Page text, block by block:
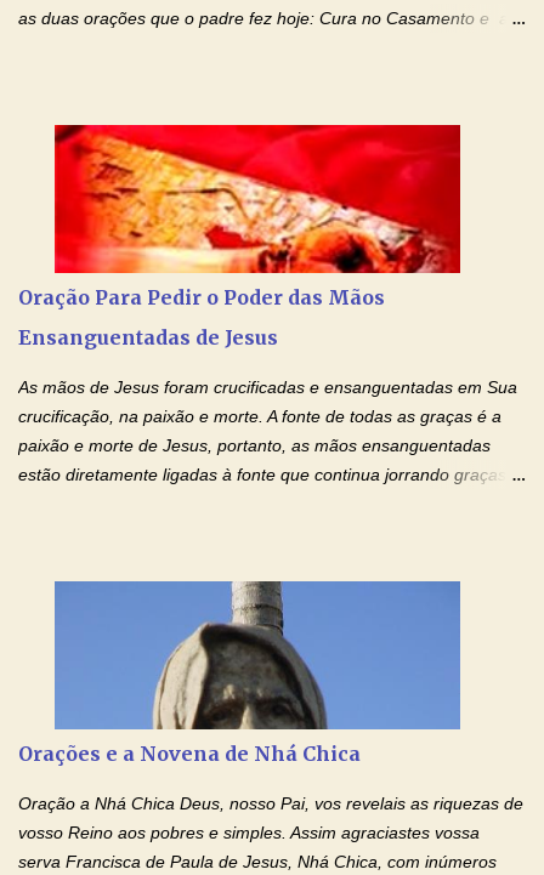
as duas orações que o padre fez hoje: Cura no Casamento e a
com o Momento de Fé. Que Deus abençoe e que todo
relacionamento seja fortalecido e curado no amor Ágape de
Jesus. Adriana-Devoção e Fé Mensagem do Padre Marcelo Rossi
em seu Facebook: Amados, iniciamos uma semana para orar
pelos relacionamentos. Diz a Bíblia sagrada: "O amor é paciente,
o amor é prestativo; não é invejoso, não se ostenta, não se incha
de orgulho. Nada faz de inconveniente, não procura o seu próprio
interesse, não se irrita, não guarda rancor. Não se alegra com a
Oração Para Pedir o Poder das Mãos
Ensanguentadas de Jesus
As mãos de Jesus foram crucificadas e ensanguentadas em Sua
crucificação, na paixão e morte. A fonte de todas as graças é a
paixão e morte de Jesus, portanto, as mãos ensanguentadas
estão diretamente ligadas à fonte que continua jorrando graças
ensanguentadas, chagadas e abertas, sobre mim, neste
momento. Sinto-me completamente sem forças para prosseguir,
carregando as minhas cruzes. Preciso que a força e o poder de
Tuas Mãos, que suportaram a mais profunda dor ao serem
pregadas na Cruz, reergam-me e curem-me agora. Jesus, não
peço somente por mim, mas também por todos aqueles que mais
amo. Nós precisamos desesperadamente de cura física e
espiritual, através do toque consolador de tuas Mãos
ensanguentadas e infinitamente poderosas. Eu reconheço,
apesar de toda a minha limitação e da infinidade dos meus ...
Orações e a Novena de Nhá Chica
Oração a Nhá Chica Deus, nosso Pai, vos revelais as riquezas de
vosso Reino aos pobres e simples. Assim agraciastes vossa
serva Francisca de Paula de Jesus, Nhá Chica, com inúmeros